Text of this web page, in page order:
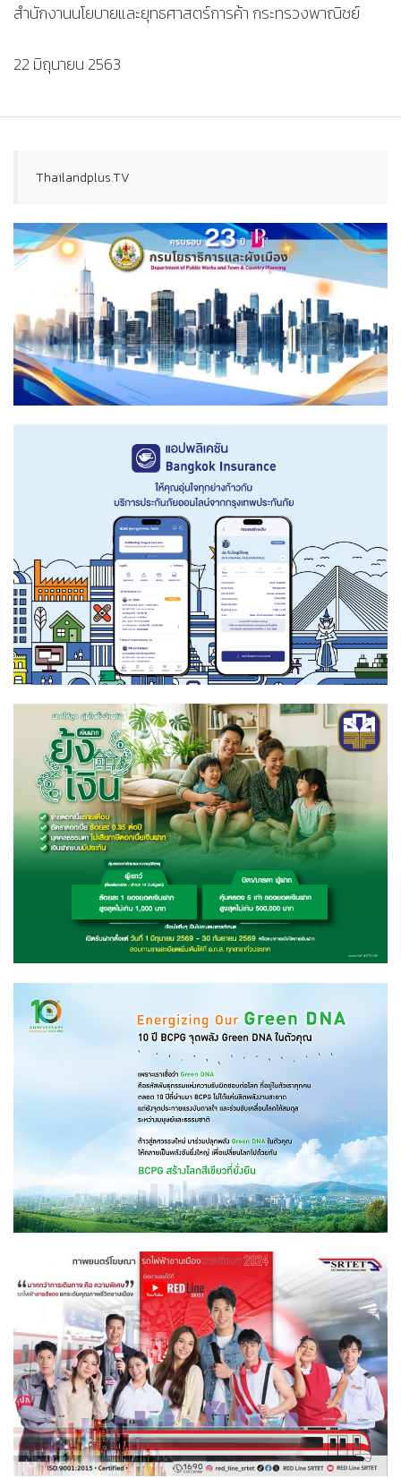
สำนักงานนโยบายและยุทธศาสตร์การค้า กระทรวงพาณิชย์
22 มิถุนายน 2563
Thailandplus.TV